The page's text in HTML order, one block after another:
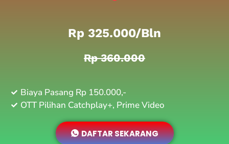
Rp 325.000/bln
Rp 360.000
Biaya Pasang Rp 150.000,-
OTT Pilihan Catchplay+, Prime Video
DAFTAR SEKARANG